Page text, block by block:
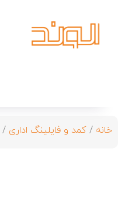
خانه / کمد و فایلینگ اداری /